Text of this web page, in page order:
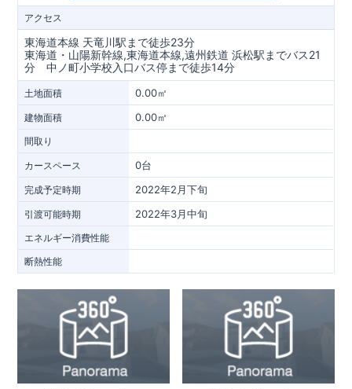
アクセス
東海道本線 天竜川駅まで徒歩23分
東海道・山陽新幹線,東海道本線,遠州鉄道 浜松駅までバス21
分 中ノ町小学校入口バス停まで徒歩14分
土地面積 0.00㎡
建物面積 0.00㎡
間取り
カースペース 0台
完成予定時期 2022年2月下旬
引渡可能時期 2022年3月中旬
エネルギー消費性能
断熱性能